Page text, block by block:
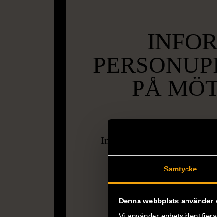
Samtycke
Denna webbplats använder
PÅ
Information om hur vi
engelska, arabiska,